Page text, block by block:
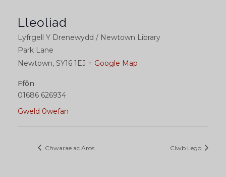
Lleoliad
Lyfrgell Y Drenewydd / Newtown Library
Park Lane
Newtown, SY16 1EJ + Google Map
Ffôn
01686 626934
Gweld 0wefan
Chwarae ac Aros Clwb Lego